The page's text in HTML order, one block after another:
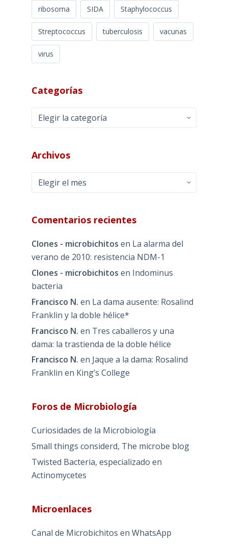
ribosoma SIDA Staphylococcus
Streptococcus tuberculosis vacunas
virus
Categorías
Categorías
Archivos
Archivos
Comentarios recientes
Clones - microbichitos en La alarma del
verano de 2010: resistencia NDM-1
Clones - microbichitos en Indominus
bacteria
Francisco N. en La dama ausente: Rosalind
Franklin y la doble hélice*
Francisco N. en Tres caballeros y una
dama: la trastienda de la doble hélice
Francisco N. en Jaque a la dama: Rosalind
Franklin en King’s College
Foros de Microbiología
Curiosidades de la Microbiología
Small things considerd, The microbe blog
Twisted Bacteria, especializado en
Actinomycetes
Microenlaces
Canal de Microbichitos en WhatsApp